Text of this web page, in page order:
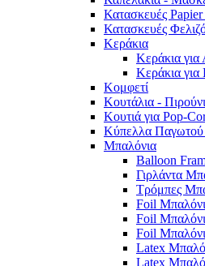
Κατασκευές
Κατασκευές
Κεράκια
Κεράκια για
Κεράκια για
Κομφετί
Κουτάλια -
Κουτιά για Pop-
Κύπελλα
Μπαλόνια
Balloon
Γιρλάντα
Τρόμπες
Foil
Foil
Foil
Latex
Latex